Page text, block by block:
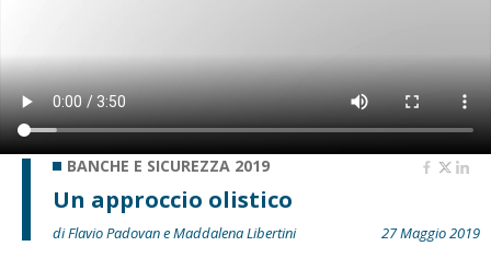
BANCHE E SICUREZZA 2019
Un approccio olistico
di Flavio Padovan e Maddalena Libertini
27 Maggio 2019